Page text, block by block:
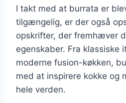
I takt med at burrata er
tilgængelig, er der også
opskrifter, der fremhæver
egenskaber. Fra klassiske
moderne fusion-køkken,
med at inspirere kokke og
hele verden.